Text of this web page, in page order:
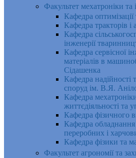
Факультет мехатроніки та
Кафедра
Кафедра тракторів і
Кафедра
інженерії
Кафедра cервісної
матеріалів в
Сідашенка
Кафедра надійності
споруд ім. В.Я.
Кафедра
життєдіяльності та
Кафедра фізичного
Кафедра
переробних і
Кафедра фізики та
Факультет агрономії та